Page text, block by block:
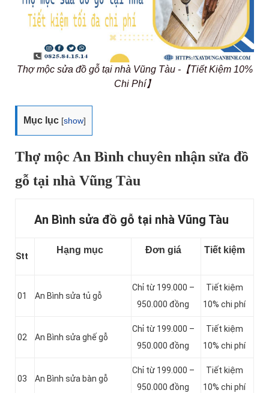
Thợ mộc sửa đồ gỗ tại nhà Vũng Tàu -【Tiết Kiệm 10%
Chi Phí】
Mục lục [show]
Thợ mộc An Bình chuyên nhận sửa đồ
gỗ tại nhà Vũng Tàu
An Bình sửa đồ gỗ tại nhà Vũng Tàu
Stt
Hạng mục Đơn giá Tiết kiệm
01 An Bình sửa tủ gỗ
Chỉ từ 199.000 –
950.000 đồng
Tiết kiệm
10% chi phí
02 An Bình sửa ghế gỗ
Chỉ từ 199.000 –
950.000 đồng
Tiết kiệm
10% chi phí
03 An Bình sửa bàn gỗ
Chỉ từ 199.000 –
950.000 đồng
Tiết kiệm
10% chi phí